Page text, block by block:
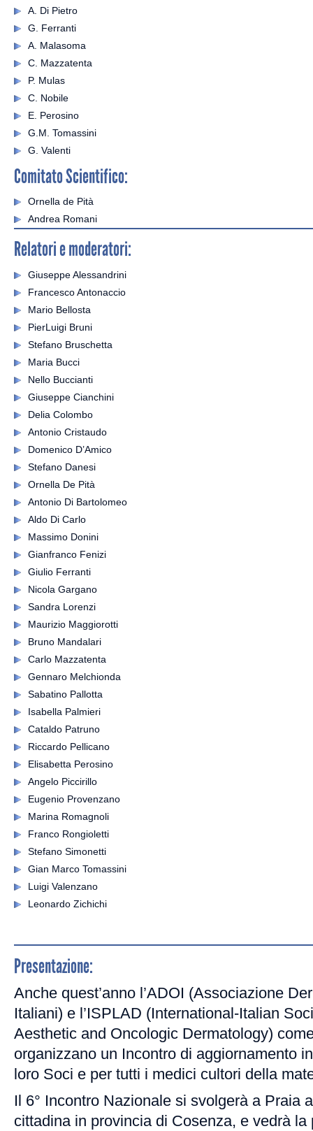
A. Di Pietro
G. Ferranti
A. Malasoma
C. Mazzatenta
P. Mulas
C. Nobile
E. Perosino
G.M. Tomassini
G. Valenti
Comitato Scientifico:
Ornella de Pità
Andrea Romani
Relatori e moderatori:
Giuseppe Alessandrini
Francesco Antonaccio
Mario Bellosta
PierLuigi Bruni
Stefano Bruschetta
Maria Bucci
Nello Buccianti
Giuseppe Cianchini
Delia Colombo
Antonio Cristaudo
Domenico D’Amico
Stefano Danesi
Ornella De Pità
Antonio Di Bartolomeo
Aldo Di Carlo
Massimo Donini
Gianfranco Fenizi
Giulio Ferranti
Nicola Gargano
Sandra Lorenzi
Maurizio Maggiorotti
Bruno Mandalari
Carlo Mazzatenta
Gennaro Melchionda
Sabatino Pallotta
Isabella Palmieri
Cataldo Patruno
Riccardo Pellicano
Elisabetta Perosino
Angelo Piccirillo
Eugenio Provenzano
Marina Romagnoli
Franco Rongioletti
Stefano Simonetti
Gian Marco Tomassini
Luigi Valenzano
Leonardo Zichichi
Presentazione:
Anche quest’anno l’ADOI (Associazione
Italiani) e l’ISPLAD (International-Italian
Aesthetic and Oncologic Dermatology)
organizzano un Incontro di aggiornamento
loro Soci e per tutti i medici cultori della
Il 6° Incontro Nazionale si svolgerà a Praia
cittadina in provincia di Cosenza, e vedrà